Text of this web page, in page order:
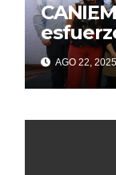
grupos
lectura
AGO 22, 2025